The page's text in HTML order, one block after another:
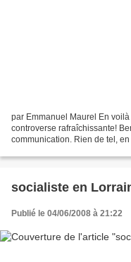
par Emmanuel Maurel En
controverse rafraîchissante!
communication. Rien de tel,
socialiste en
Publié le 04/06/2008 à 21:22